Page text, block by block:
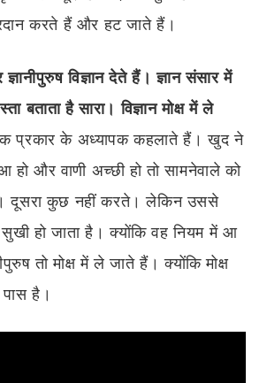
करते हैं और हट जाते हैं।
विज्ञान देते हैं। ज्ञान संसार में
बताता है सारा। विज्ञान मोक्ष में ले
प्रकार के अध्यापक कहलाते हैं। खुद ने
हो और वाणी अच्छी हो तो सामनेवाले को
दूसरा कुछ नहीं करते। लेकिन उससे
हो जाता है। क्योंकि वह नियम में आ
तो मोक्ष में ले जाते हैं। क्योंकि मोक्ष
है।